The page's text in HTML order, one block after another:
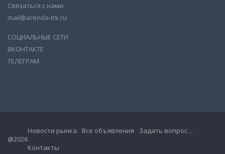
Связаться с нами:
mail@arenda-trk.ru
СОЦИАЛЬНЫЕ СЕТИ
ВКОНТАКТЕ
ТЕЛЕГРАМ
@2026
Новости рынка Все объявления
Задать вопрос…
Контакты